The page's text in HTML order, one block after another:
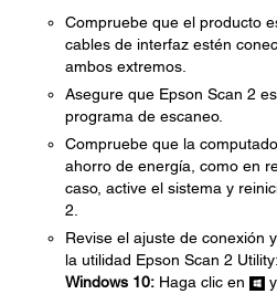
Compruebe que el producto
cables de interfaz estén
ambos extremos.
Asegure que Epson Scan 2
programa de escaneo.
Compruebe que la
ahorro de energía, como en
caso, active el sistema y
2.
Revise el ajuste de conexión
la utilidad Epson Scan 2 Utility:
Windows 10: Haga clic en